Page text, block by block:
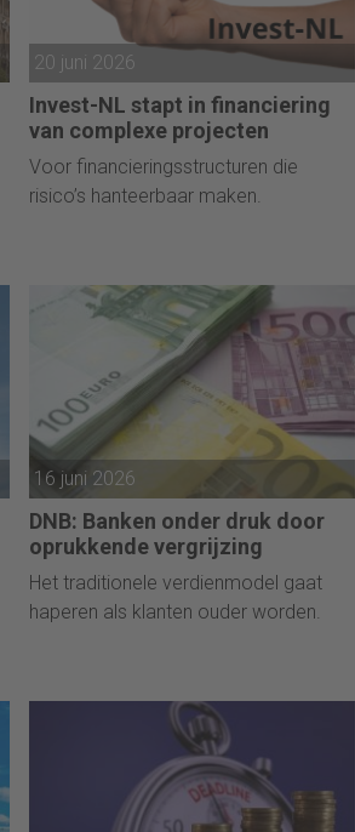
20 juni 2026
Invest-NL stapt in financiering
van complexe projecten
Voor financieringsstructuren die
risico’s hanteerbaar maken.
16 juni 2026
DNB: Banken onder druk door
oprukkende vergrijzing
Het traditionele verdienmodel gaat
haperen als klanten ouder worden.